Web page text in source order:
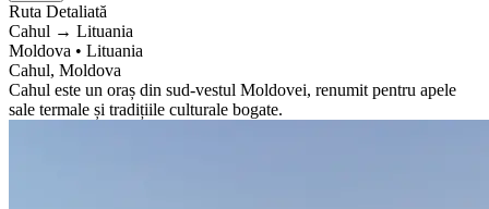
Ruta Detaliată
Cahul → Lituania
Moldova • Lituania
Cahul, Moldova
Cahul este un oraș din sud-vestul Moldovei, renumit pentru apele
sale termale și tradițiile culturale bogate.